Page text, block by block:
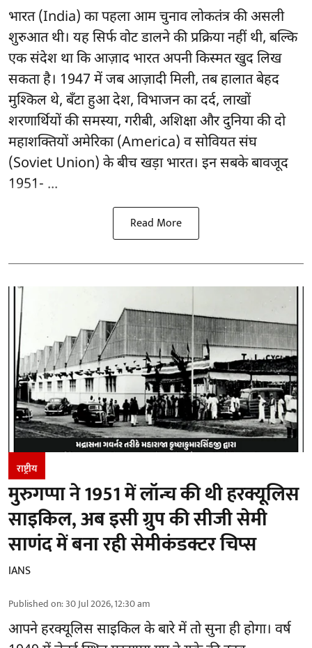
भारत (India) का पहला आम चुनाव लोकतंत्र की असली
शुरुआत थी। यह सिर्फ वोट डालने की प्रक्रिया नहीं थी, बल्कि
एक संदेश था कि आज़ाद भारत अपनी किस्मत खुद लिख
सकता है। 1947 में जब आज़ादी मिली, तब हालात बेहद
मुश्किल थे, बँटा हुआ देश, विभाजन का दर्द, लाखों
शरणार्थियों की समस्या, गरीबी, अशिक्षा और दुनिया की दो
महाशक्तियों अमेरिका (America) व सोवियत संघ
(Soviet Union) के बीच खड़ा भारत। इन सबके बावजूद
1951- ...
Read More
राष्ट्रीय
मुरुगप्पा ने 1951 में लॉन्च की थी हरक्यूलिस
साइकिल, अब इसी ग्रुप की सीजी सेमी
साणंद में बना रही सेमीकंडक्टर चिप्स
IANS
Published on:30 Jul 2026, 12:30 am
आपने हरक्यूलिस साइकिल के बारे में तो सुना ही होगा। वर्ष